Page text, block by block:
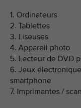
1. Ordinateurs
2. Tablettes
3. Liseuses
4. Appareil photo
5. Lecteur de DVD
6. Jeux
smartphone
7. Imprimantes /